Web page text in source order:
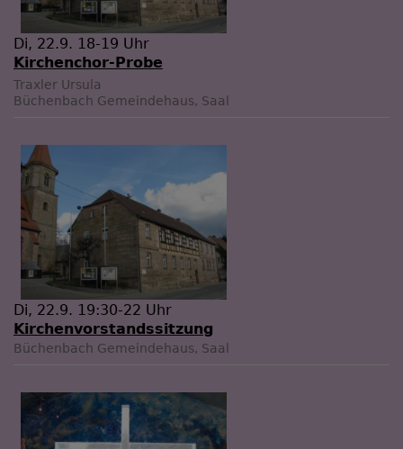
Di, 22.9. 18-19 Uhr
Kirchenchor-Probe
Traxler Ursula
Büchenbach Gemeindehaus, Saal
Di, 22.9. 19:30-22 Uhr
Kirchenvorstandssitzung
Büchenbach Gemeindehaus, Saal